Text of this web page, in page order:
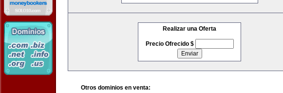
Realizar una Oferta
Precio Ofrecido $
Otros dominios en venta: